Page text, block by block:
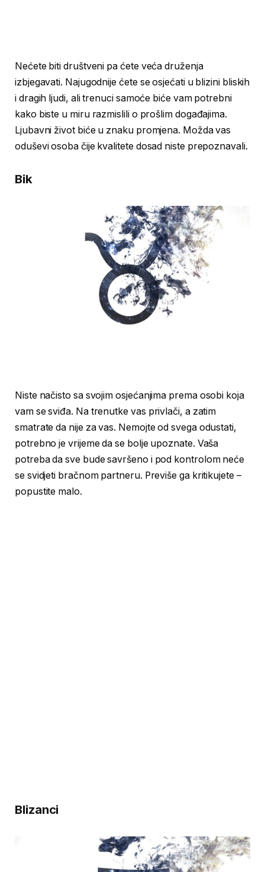
Nećete biti društveni pa ćete veća druženja
izbjegavati. Najugodnije ćete se osjećati u blizini bliskih
i dragih ljudi, ali trenuci samoće biće vam potrebni
kako biste u miru razmislili o prošlim događajima.
Ljubavni život biće u znaku promjena. Možda vas
oduševi osoba čije kvalitete dosad niste prepoznavali.
Bik
Niste načisto sa svojim osjećanjima prema osobi koja
vam se sviđa. Na trenutke vas privlači, a zatim
smatrate da nije za vas. Nemojte od svega odustati,
potrebno je vrijeme da se bolje upoznate. Vaša
potreba da sve bude savršeno i pod kontrolom neće
se svidjeti bračnom partneru. Previše ga kritikujete –
popustite malo.
Blizanci